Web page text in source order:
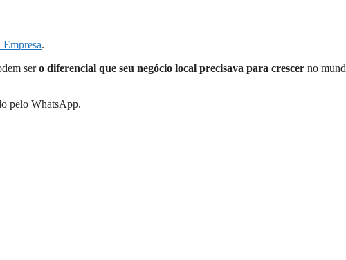
.
sero diferencial que seu negócio local precisava para crescer no
pelo WhatsApp.